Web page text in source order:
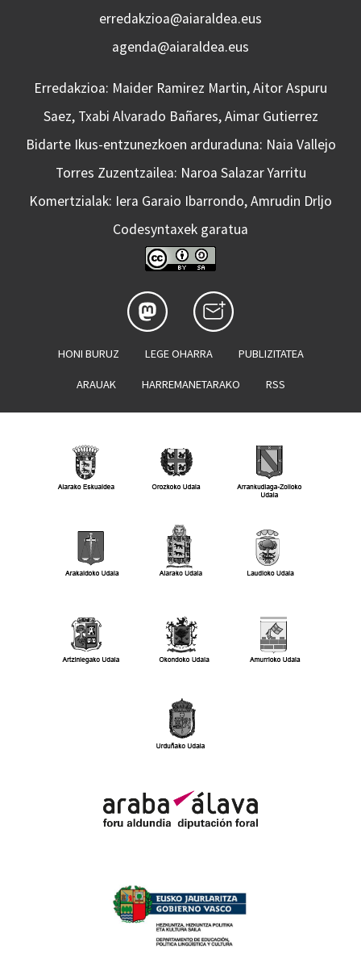
erredakzioa@aiaraldea.eus
agenda@aiaraldea.eus
Erredakzioa: Maider Ramirez Martin, Aitor Aspuru
Saez, Txabi Alvarado Bañares, Aimar Gutierrez
Bidarte Ikus-entzunezkoen arduraduna: Naia Vallejo
Torres Zuzentzailea: Naroa Salazar Yarritu
Komertzialak: Iera Garaio Ibarrondo, Amrudin Drljo
Codesyntaxek garatua
HONI BURUZ LEGE OHARRA PUBLIZITATEA
ARAUAK HARREMANETARAKO RSS